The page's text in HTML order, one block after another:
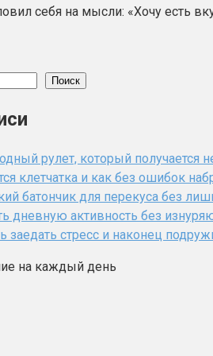
себя на мысли: «Хочу есть
Поиск
рулет, который получается
клетчатка и как без ошибок
батончик для перекуса без
дневную активность без
заедать стресс и наконец
на каждый день